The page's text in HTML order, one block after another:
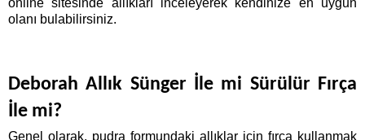
online sitesinde allıkları inceleyerek kendinize en uygun
olanı bulabilirsiniz.
Deborah Allık Sünger İle mi Sürülür Fırça
İle mi?
Genel olarak, pudra formundaki allıklar için fırça kullanmak